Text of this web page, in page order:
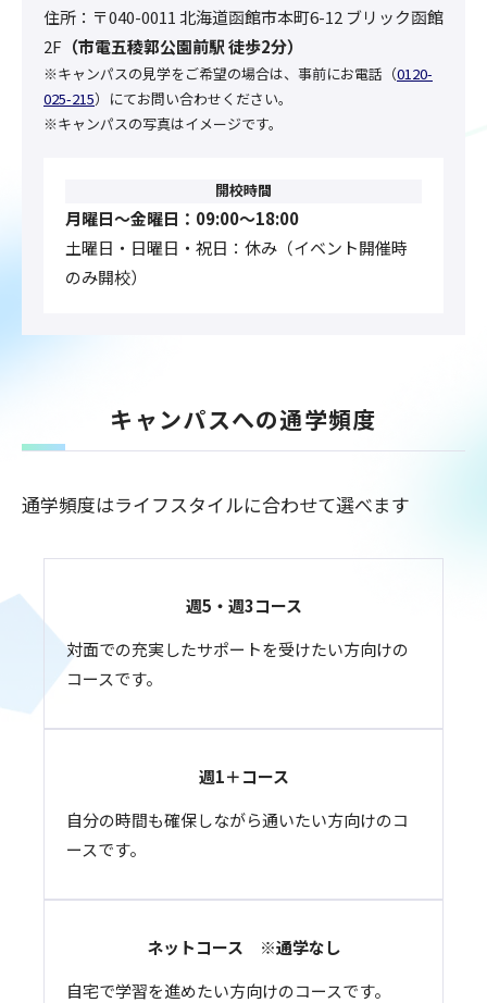
住所： 〒040-0011 北海道函館市本町6-12 ブリック函館
2F （市電五稜郭公園前駅 徒歩2分）
※キャンパスの見学をご希望の場合は、事前にお電話（0120-
025-215）にてお問い合わせください。
※キャンパスの写真はイメージです。
開校時間
月曜日〜金曜日：09:00〜18:00
土曜日・日曜日・祝日：休み（イベント開催時
のみ開校）
キャンパスへの通学頻度
通学頻度はライフスタイルに合わせて選べます
週5・週3コース
対面での充実したサポートを受けたい方向けの
コースです。
週1＋コース
自分の時間も確保しながら通いたい方向けのコ
ースです。
ネットコース ※通学なし
自宅で学習を進めたい方向けのコースです。